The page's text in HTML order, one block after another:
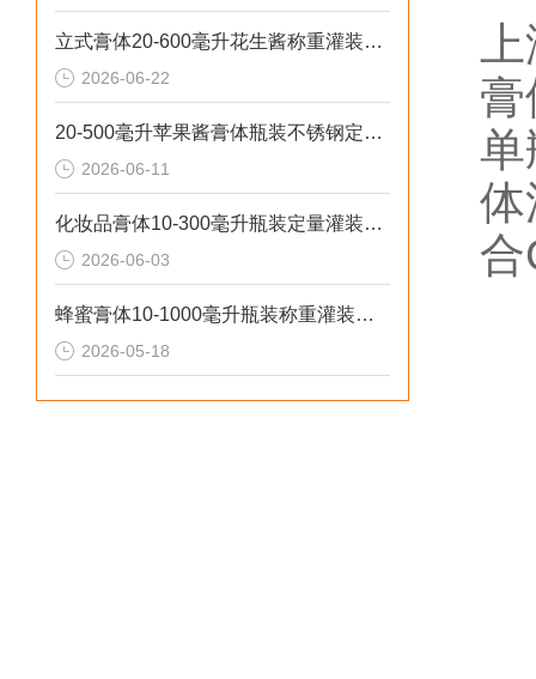
立式膏体20-600毫升花生酱称重灌装机性价比高
2026-06-22
20-500毫升苹果酱膏体瓶装不锈钢定量灌装机设备
2026-06-11
化妆品膏体10-300毫升瓶装定量灌装机操作流程
2026-06-03
蜂蜜膏体10-1000毫升瓶装称重灌装机工作原理
2026-05-18
单
体